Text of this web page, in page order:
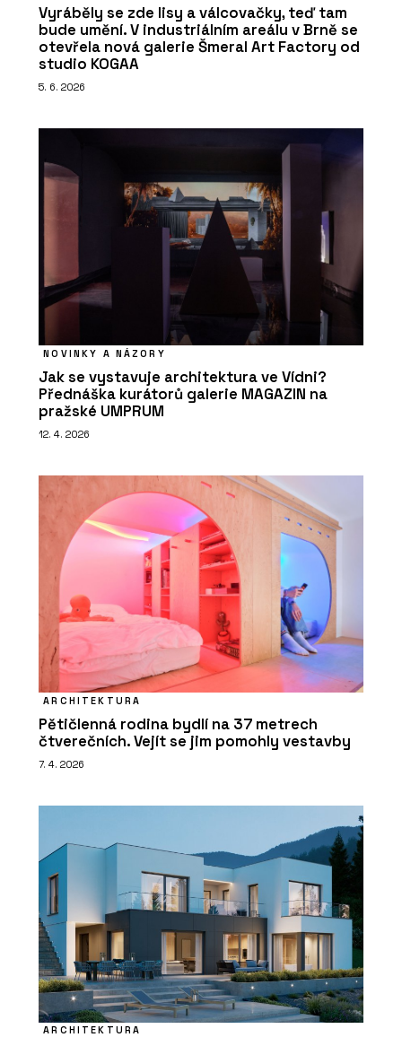
Vyráběly se zde lisy a válcovačky, teď tam
bude umění. V industriálním areálu v Brně se
otevřela nová galerie Šmeral Art Factory od
studio KOGAA
5. 6. 2026
NOVINKY A NÁZORY
Jak se vystavuje architektura ve Vídni?
Přednáška kurátorů galerie MAGAZIN na
pražské UMPRUM
12. 4. 2026
ARCHITEKTURA
Pětičlenná rodina bydlí na 37 metrech
čtverečních. Vejít se jim pomohly vestavby
7. 4. 2026
ARCHITEKTURA